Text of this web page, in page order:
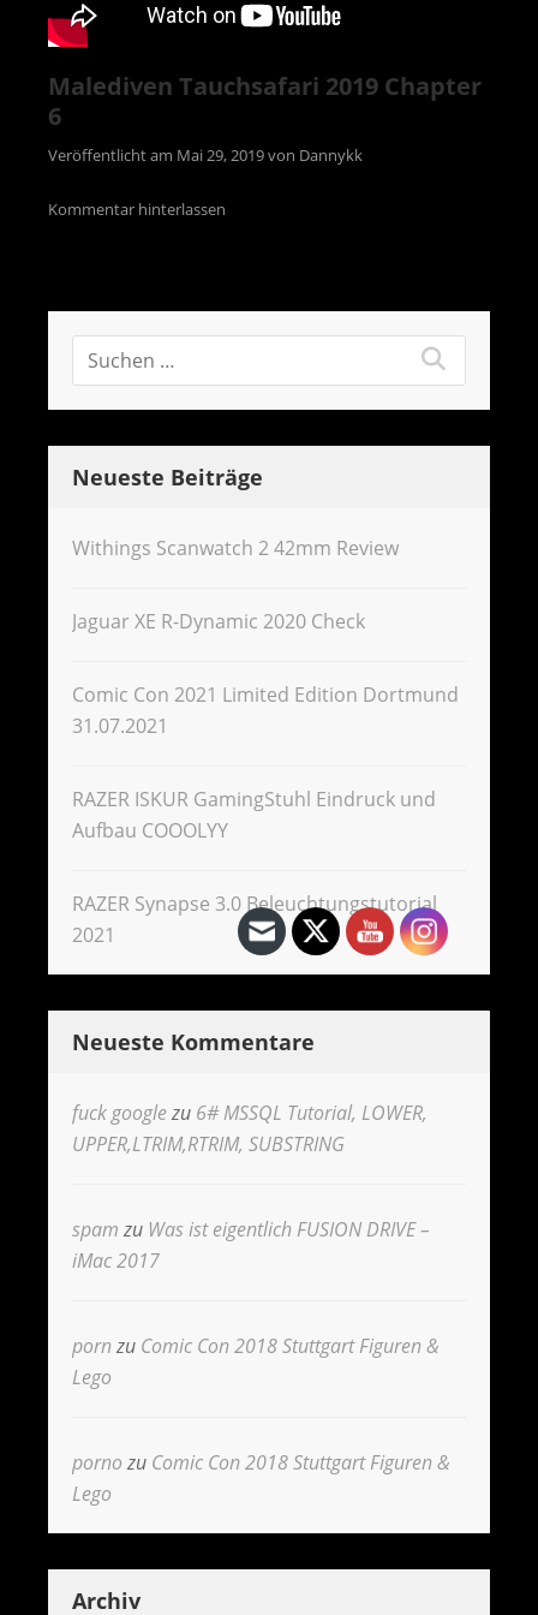
Malediven Tauchsafari 2019 Chapter
6
Veröffentlicht am Mai 29, 2019von Dannykk
Kommentar hinterlassen
Neueste Beiträge
Withings Scanwatch 2 42mm Review
Jaguar XE R-Dynamic 2020 Check
Comic Con 2021 Limited Edition Dortmund
31.07.2021
RAZER ISKUR GamingStuhl Eindruck und
Aufbau COOOLYY
RAZER Synapse 3.0 Beleuchtungstutorial
2021
Neueste Kommentare
fuck googlezu 6# MSSQL Tutorial, LOWER,
UPPER,LTRIM,RTRIM, SUBSTRING
spam zu Was ist eigentlich FUSION DRIVE –
iMac 2017
pornzu Comic Con 2018 Stuttgart Figuren &
Lego
porno zu Comic Con 2018 Stuttgart Figuren &
Lego
Archiv